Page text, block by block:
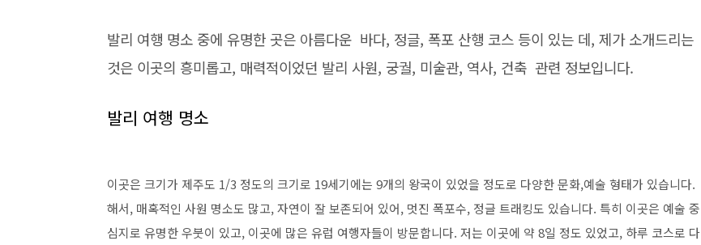
발리 여행 명소 중에 유명한 곳은 아름다운 바다, 정글, 폭포 산행 코스 등이 있는 데, 제가 소개드리는
것은 이곳의 흥미롭고, 매력적이었던 발리 사원, 궁궐, 미술관, 역사, 건축 관련 정보입니다.
발리 여행 명소
이곳은 크기가 제주도 1/3 정도의 크기로 19세기에는 9개의 왕국이 있었을 정도로 다양한 문화,예술 형태가 있습니다.
해서, 매혹적인 사원 명소도 많고, 자연이 잘 보존되어 있어, 멋진 폭포수, 정글 트래킹도 있습니다. 특히 이곳은 예술 중
심지로 유명한 우붓이 있고, 이곳에 많은 유럽 여행자들이 방문합니다. 저는 이곳에 약 8일 정도 있었고, 하루 코스로 다